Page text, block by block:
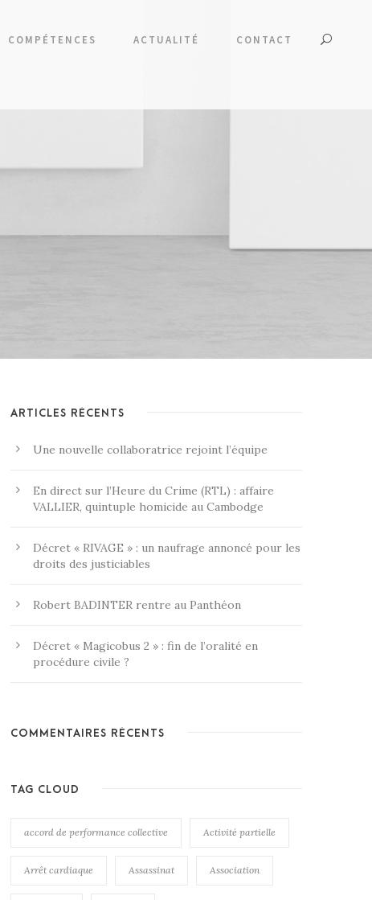
COMPÉTENCES ACTUALITÉ CONTACT
ARTICLES RÉCENTS
Une nouvelle collaboratrice rejoint l’équipe
En direct sur l’Heure du Crime (RTL) : affaire
VALLIER, quintuple homicide au Cambodge
Décret « RIVAGE » : un naufrage annoncé pour les
droits des justiciables
Robert BADINTER rentre au Panthéon
Décret « Magicobus 2 » : fin de l’oralité en
procédure civile ?
COMMENTAIRES RÉCENTS
TAG CLOUD
accord de performance collective Activité partielle
Arrêt cardiaque Assassinat Association